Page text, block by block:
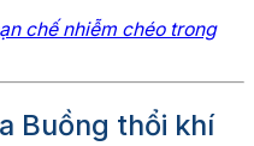
chế nhiễm chéo trong
Buồng thổi khí